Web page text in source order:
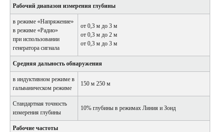
Рабочий диапазон измерения глубины
в режиме «Напряжение»
в режиме «Радио»
при использовании
генератора сигнала
от 0,3 м до 3 м
от 0,3 м до 2 м
от 0,3 м до 3 м
Средняя дальность обнаружения
в индуктивном режиме в
гальваническом режиме
150 м 250 м
Стандартная точность
измерения глубины
10% глубины в режимах Линия и Зонд
Рабочие частоты